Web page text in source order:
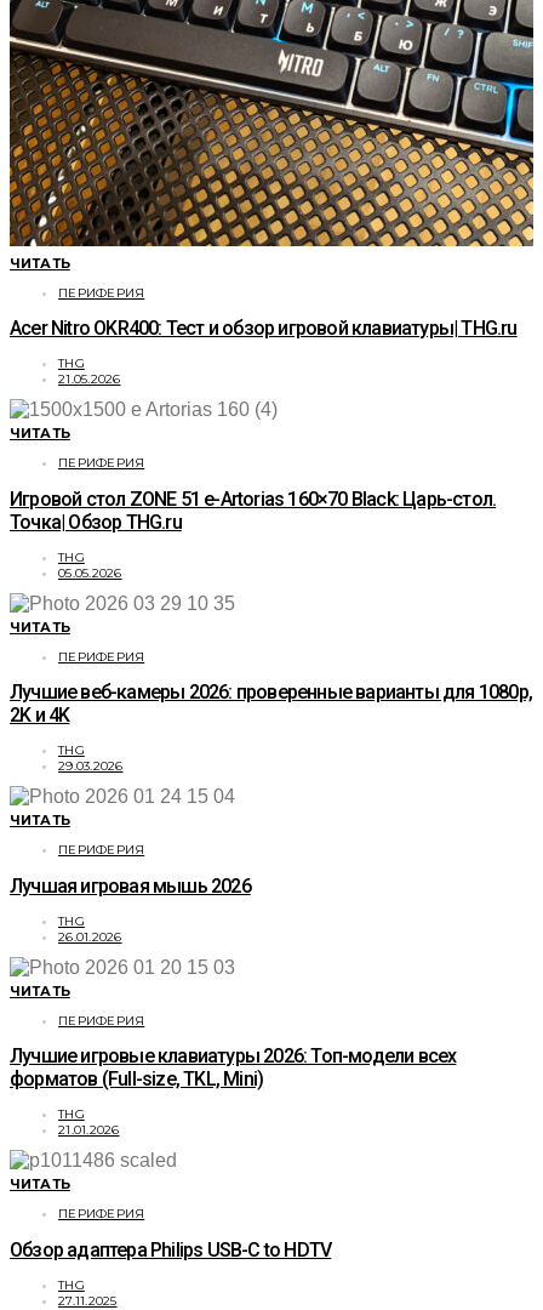
ЧИТАТЬ
ПЕРИФЕРИЯ
Acer Nitro OKR400: Тест и обзор игровой клавиатуры| THG.ru
THG
21.05.2026
ЧИТАТЬ
ПЕРИФЕРИЯ
Игровой стол ZONE 51 e-Artorias 160×70 Black: Царь-стол.
Точка| Обзор THG.ru
THG
05.05.2026
ЧИТАТЬ
ПЕРИФЕРИЯ
Лучшие веб-камеры 2026: проверенные варианты для 1080p,
2K и 4K
THG
29.03.2026
ЧИТАТЬ
ПЕРИФЕРИЯ
Лучшая игровая мышь 2026
THG
26.01.2026
ЧИТАТЬ
ПЕРИФЕРИЯ
Лучшие игровые клавиатуры 2026: Топ-модели всех
форматов (Full-size, TKL, Mini)
THG
21.01.2026
ЧИТАТЬ
ПЕРИФЕРИЯ
Обзор адаптера Philips USB-C to HDTV
THG
27.11.2025